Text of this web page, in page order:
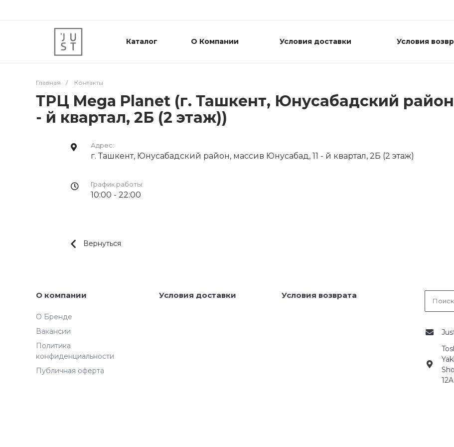
Каталог О Компании Условия доставки Условия
Главная / Контакты
ТРЦ Mega Planet (г. Ташкент, Юнусабадский
- й квартал, 2Б (2 этаж))
Адрес:
г. Ташкент, Юнусабадский район, массив Юнусабад, 11 - й квартал, 2Б (2 этаж)
График работы:
10:00 - 22:00
Вернуться
О компании
О Бренде
Вакансии
Политика
конфиденциальности
Публичная оферта
Условия доставки Условия возврата
12A